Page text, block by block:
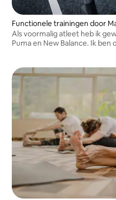
Functionele trainingen door
Als voormalig atleet heb ik
Puma en New Balance. Ik